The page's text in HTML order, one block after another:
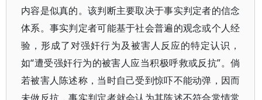
内容是似真的。该判断主要取决于事实判定者的信念
体系。事实判定者可能基于社会普遍的观念或个人经
验，形成了对强奸行为及被害人反应的特定认识，
如“遭受强奸行为的被害人应当积极呼救或反抗”。倘
若被害人陈述称，当时自己受到惊吓不能动弹，因而